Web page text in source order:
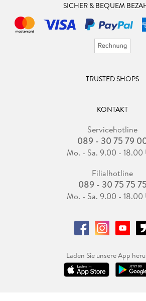
SICHER & BEQUEM
TRUSTED SHOPS
KONTAKT
Servicehotline
089 - 30 75 79
Mo. - Sa. 9.00 - 18.00
Filialhotline
089 - 30 75 75 75
Mo. - Sa. 9.00 - 18.00
Laden Sie unsere App